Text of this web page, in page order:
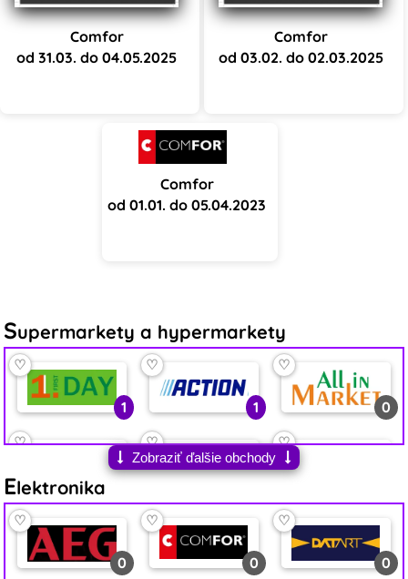
Comfor
od 31.03. do 04.05.2025
Comfor
od 03.02. do 02.03.2025
Comfor
od 01.01. do 05.04.2023
Supermarkety a hypermarkety
1
♡
1
♡
0
♡
♡ ♡ ♡
1
♡
5
♡
3
♡
Zobraziť ďalšie obchody
Elektronika
0
♡
0
♡
0
♡